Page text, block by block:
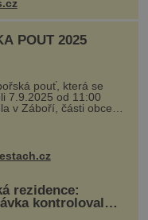
POUŤ 2025
pouť, která se
7.9.2025 od 11:00
v Záboří, části obce
V programu naleznete
prohlídku kostela,
rezidence:
kontroloval